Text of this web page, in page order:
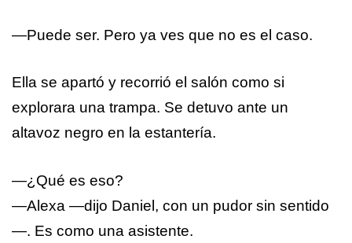
—Puede ser. Pero ya ves que no es el caso.
Ella se apartó y recorrió el salón como si
explorara una trampa. Se detuvo ante un
altavoz negro en la estantería.
—¿Qué es eso?
—Alexa —dijo Daniel, con un pudor sin sentido
—. Es como una asistente.